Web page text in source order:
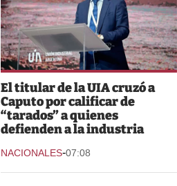
El titular de la UIA cruzó a
Caputo por calificar de
“tarados” a quienes
defienden a la industria
NACIONALES-07:08